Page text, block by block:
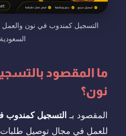
التسجيل كمندوب في نون
السعودية
ما المقصود
نون؟
المقصود بـ التسجيل كمندوب
للعمل في مجال توصيل طلبات